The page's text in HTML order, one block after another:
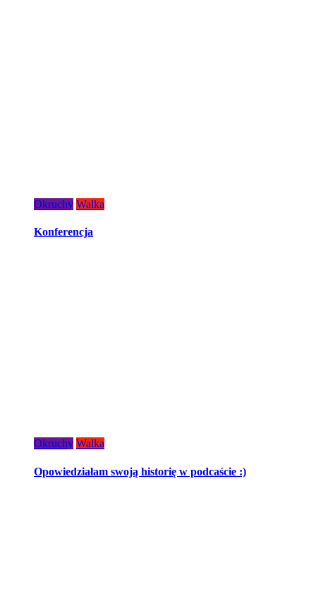
Okruchy Walka
Konferencja
Okruchy Walka
Opowiedziałam swoją historię w podcaście :)